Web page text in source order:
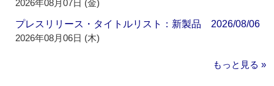
2026年08月07日 (金)
プレスリリース・タイトルリスト：新製品 2026/08/06
2026年08月06日 (木)
もっと見る »